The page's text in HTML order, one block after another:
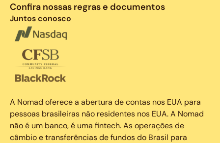
Confira nossas regras e documentos
Juntos conosco
A Nomad oferece a abertura de contas nos EUA para
pessoas brasileiras não residentes nos EUA. A Nomad
não é um banco, é uma fintech. As operações de
câmbio e transferências de fundos do Brasil para